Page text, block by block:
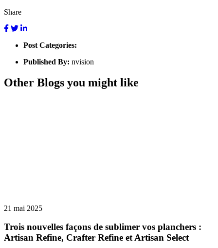
Share
Post Categories:
Published By: nvision
Other Blogs you might like
21 mai 2025
Trois nouvelles façons de sublimer vos planchers :
Artisan Refine, Crafter Refine et Artisan Select